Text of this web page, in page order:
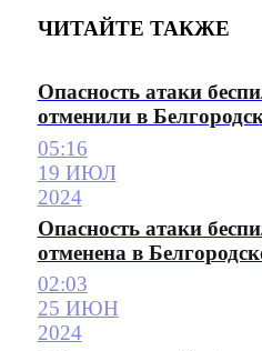
ЧИТАЙТЕ ТАКЖЕ
Опасность атаки
отменили в
05:16
19 ИЮЛ
2024
Опасность атаки
отменена в
02:03
25 ИЮН
2024